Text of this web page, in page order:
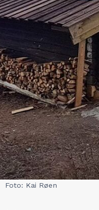
Foto: Kai Røen